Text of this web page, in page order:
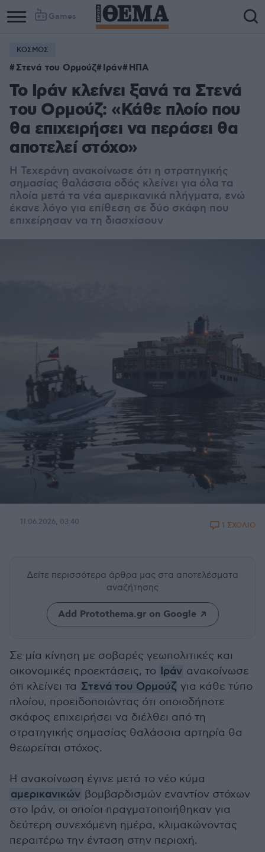
Games
ΚΟΣΜΟΣ
Στενά του Ορμούζ Ιράν ΗΠΑ
Το Ιράν κλείνει ξανά τα Στενά
του Ορμούζ: «Κάθε πλοίο που
θα επιχειρήσει να περάσει θα
αποτελεί στόχο»
Η Τεχεράνη ανακοίνωσε ότι η στρατηγικής
σημασίας θαλάσσια οδός κλείνει για όλα τα
πλοία μετά τα νέα αμερικανικά πλήγματα, ενώ
έκανε λόγο για επίθεση σε δύο σκάφη που
επιχείρησαν να τη διασχίσουν
11.06.2026, 03:40 1 ΣΧΟΛΙΟ
Δείτε περισσότερα άρθρα μας στα αποτελέσματα
αναζήτησης
Add Protothema.gr on Google
Σε μία κίνηση με σοβαρές γεωπολιτικές και
οικονομικές προεκτάσεις, το Ιράν ανακοίνωσε
ότι κλείνει τα Στενά του Ορμούζ για κάθε τύπο
πλοίου, προειδοποιώντας ότι οποιοδήποτε
σκάφος επιχειρήσει να διέλθει από τη
στρατηγικής σημασίας θαλάσσια αρτηρία θα
θεωρείται στόχος.
Η ανακοίνωση έγινε μετά το νέο κύμα
αμερικανικών βομβαρδισμών εναντίον στόχων
στο Ιράν, οι οποίοι πραγματοποιήθηκαν για
δεύτερη συνεχόμενη ημέρα, κλιμακώνοντας
περαιτέρω την ένταση στην περιοχή.